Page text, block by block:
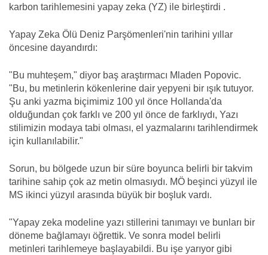
karbon tarihlemesini yapay zeka (YZ) ile birleştirdi .
Yapay Zeka Ölü Deniz Parşömenleri'nin tarihini yıllar
öncesine dayandırdı:
"Bu muhteşem," diyor baş araştırmacı Mladen Popovic.
"Bu, bu metinlerin kökenlerine dair yepyeni bir ışık tutuyor.
Şu anki yazma biçimimiz 100 yıl önce Hollanda'da
olduğundan çok farklı ve 200 yıl önce de farklıydı, Yazı
stilimizin modaya tabi olması, el yazmalarını tarihlendirmek
için kullanılabilir."
Sorun, bu bölgede uzun bir süre boyunca belirli bir takvim
tarihine sahip çok az metin olmasıydı. MÖ beşinci yüzyıl ile
MS ikinci yüzyıl arasında büyük bir boşluk vardı.
"Yapay zeka modeline yazı stillerini tanımayı ve bunları bir
döneme bağlamayı öğrettik. Ve sonra model belirli
metinleri tarihlemeye başlayabildi. Bu işe yarıyor gibi